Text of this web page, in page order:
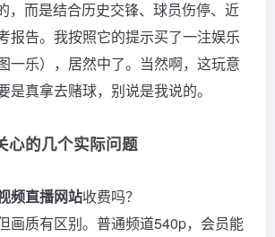
，而是结合历史交锋、球员伤停、近
报告。我按照它的提示买了一注娱乐
一乐），居然中了。当然啊，这玩意
是真拿去赌球，别说是我说的。
心的几个实际问题
频直播网站收费吗？
画质有区别。普通频道540p，会员能